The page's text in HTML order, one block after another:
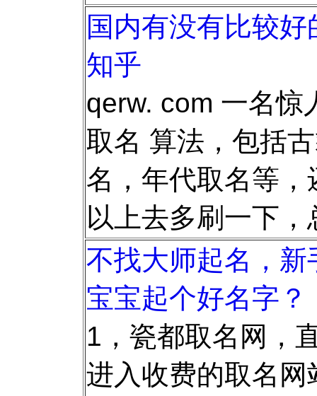
国内有没有比较
知乎
qerw. com 一名惊
取名 算法，包括
名，年代取名等
以上去多刷一下
不找大师起名，
宝宝起个好名字？
1，瓷都取名网，
进入收费的取名